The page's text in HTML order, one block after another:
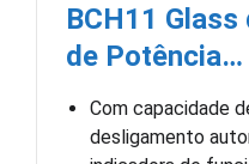
BCH11
de Potência…
Com capacidade
desligamento